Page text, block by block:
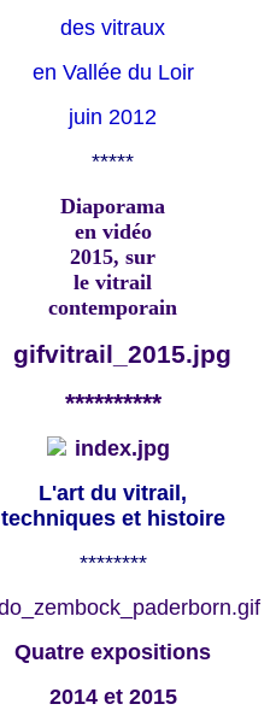
des vitraux
en Vallée du Loir
juin 2012
*****
Diaporama
en vidéo
2015, sur
le vitrail
contemporain
**********
L'art du vitrail,
techniques et histoire
********
Quatre expositions
2014 et 2015